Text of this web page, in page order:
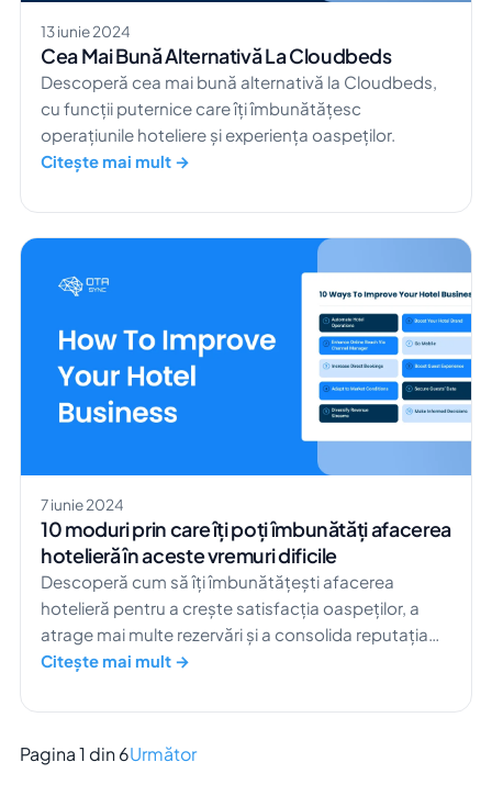
13 iunie 2024
Cea Mai Bună Alternativă La Cloudbeds
Descoperă cea mai bună alternativă la Cloudbeds,
cu funcții puternice care îți îmbunătățesc
operațiunile hoteliere și experiența oaspeților.
Citește mai mult →
7 iunie 2024
10 moduri prin care îți poți îmbunătăți afacerea
hotelieră în aceste vremuri dificile
Descoperă cum să îți îmbunătățești afacerea
hotelieră pentru a crește satisfacția oaspeților, a
atrage mai multe rezervări și a consolida reputația
hotelului tău pe termen lung.
Citește mai mult →
Pagina 1 din 6Următor